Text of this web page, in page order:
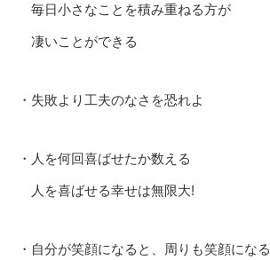
毎日小さなことを積み重ねる方が
凄いことができる
・失敗より工夫のなさを恐れよ
・人を何回喜ばせたか数える
人を喜ばせる幸せは無限大!
・自分が笑顔になると、周りも笑顔になる